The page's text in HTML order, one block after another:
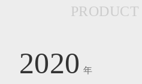
2020 年